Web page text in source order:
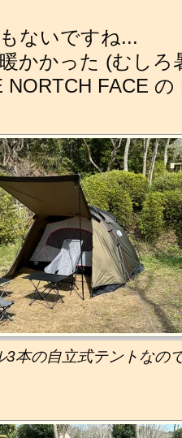
ないですね...
かかった (むし
NORTCH FACE
3本の自立式テントなの